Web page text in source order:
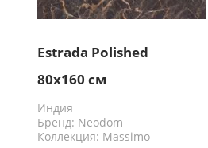
Estrada Polished
80x160 см
Индия
Бренд: Neodom
Коллекция: Massimo